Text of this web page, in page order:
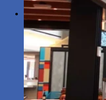
1900 6695